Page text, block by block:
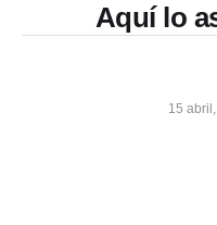
Aquí lo
15